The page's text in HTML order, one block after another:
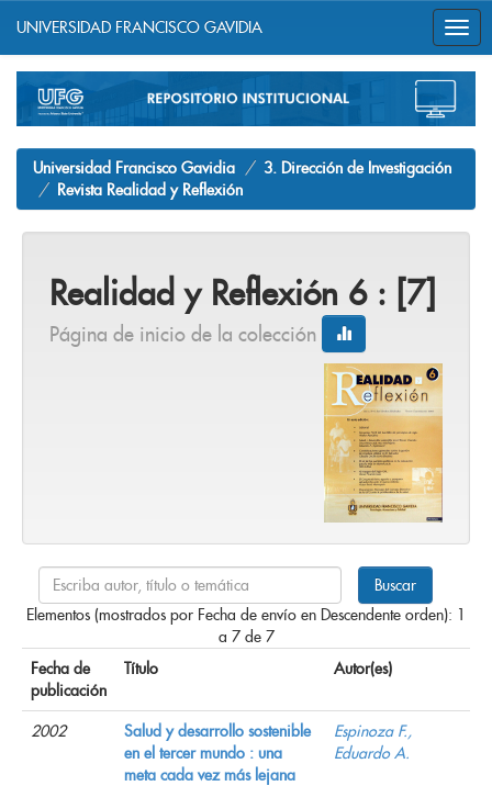
navigation
UNIVERSIDAD FRANCISCO GAVIDIA
Universidad Francisco Gavidia
3. Dirección de Investigación
Revista Realidad y Reflexión
Realidad y Reflexión 6 : [7]
Página de inicio de la colección
Elementos (mostrados por Fecha de envío en Descendente orden): 1
a 7 de 7
Fecha de
publicación
Título Autor(es)
2002
Salud y desarrollo sostenible
en el tercer mundo : una
meta cada vez más lejana
Espinoza F.,
Eduardo A.